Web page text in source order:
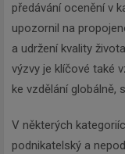
předávání ocenění v
upozornil na
a udržení kvality
výzvy je klíčové také
ke vzdělání globálně,
V některých
podnikatelský a